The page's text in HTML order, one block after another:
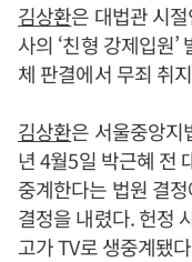
김상환은 대법관 시
사의 ‘친형 강제입원
체 판결에서 무죄 취
김상환은 서울중앙지
년 4월5일 박근혜 전
중계한다는 법원 결
결정을 내렸다. 헌정
고가 TV로 생중계됐